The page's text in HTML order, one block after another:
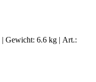
| Gewicht: 6.6 kg | Art.: